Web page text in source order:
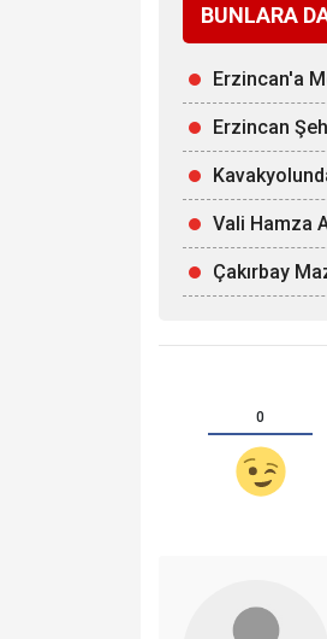
BUNLARA
Erzincan'a
Erzincan
Vali Hamza
Çakırbay
0